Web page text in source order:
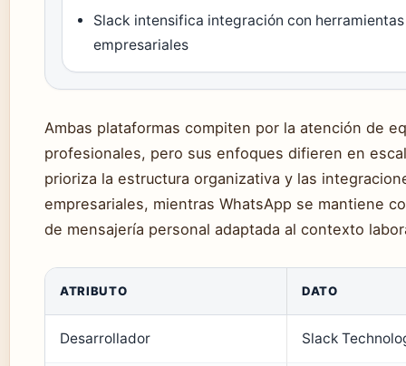
Slack intensifica integración con herramientas
empresariales
Ambas plataformas compiten por la atención de
profesionales, pero sus enfoques difieren en
prioriza la estructura organizativa y las
empresariales, mientras WhatsApp se mantiene
de mensajería personal adaptada al contexto
ATRIBUTO DATO
Desarrollador Slack